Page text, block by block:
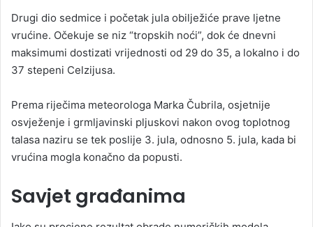
Drugi dio sedmice i početak jula obilježiće prave ljetne
vrućine. Očekuje se niz “tropskih noći”, dok će dnevni
maksimumi dostizati vrijednosti od 29 do 35, a lokalno i do
37 stepeni Celzijusa.
Prema riječima meteorologa Marka Čubrila, osjetnije
osvježenje i grmljavinski pljuskovi nakon ovog toplotnog
talasa naziru se tek poslije 3. jula, odnosno 5. jula, kada bi
vrućina mogla konačno da popusti.
Savjet građanima